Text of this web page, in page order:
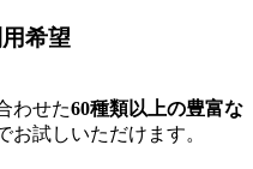
希望
わせた60種類以上の豊富な
お試しいただけます。​